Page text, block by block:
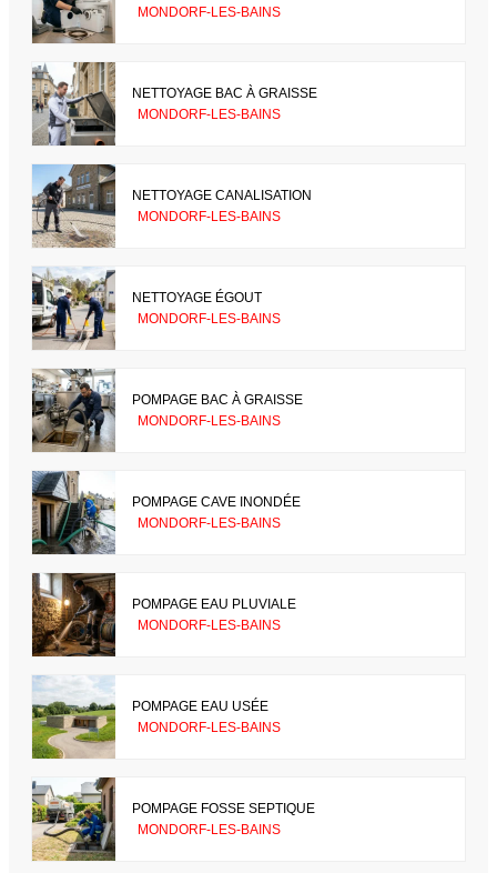
MONDORF-LES-BAINS
NETTOYAGE BAC À GRAISSE
MONDORF-LES-BAINS
NETTOYAGE CANALISATION
MONDORF-LES-BAINS
NETTOYAGE ÉGOUT
MONDORF-LES-BAINS
POMPAGE BAC À GRAISSE
MONDORF-LES-BAINS
POMPAGE CAVE INONDÉE
MONDORF-LES-BAINS
POMPAGE EAU PLUVIALE
MONDORF-LES-BAINS
POMPAGE EAU USÉE
MONDORF-LES-BAINS
POMPAGE FOSSE SEPTIQUE
MONDORF-LES-BAINS